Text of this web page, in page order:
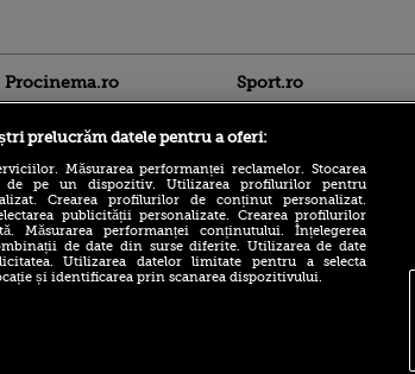
Procinema.ro
Emoții intense pentru
Sebastian Stan! Iubita lui,
Sport.ro
Controversat: WTA va
începe să testeze genetic
jucătoarele de top,
la CFR Cluj prinde contur!
prelucrăm datele pentru a oferi:
Măsurarea performanței reclamelor. Stocarea
de pe un dispozitiv. Utilizarea profilurilor pentru
Crearea profilurilor de conținut personalizat.
publicității personalizate. Crearea profilurilor
Măsurarea performanței conținutului. Înțelegerea
de date din surse diferite. Utilizarea de date
Utilizarea datelor limitate pentru a selecta
și identificarea prin scanarea dispozitivului.